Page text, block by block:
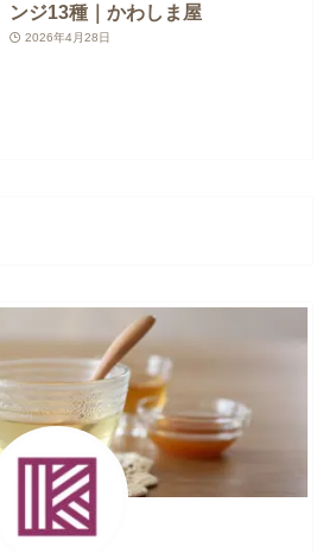
ンジ13種｜かわしま屋
2026年4月28日